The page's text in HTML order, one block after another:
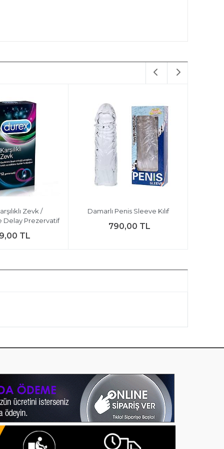
Zevk /
Delay Prezervatif
TL
Damarlı Penis Sleeve Kılıf
790,00 TL